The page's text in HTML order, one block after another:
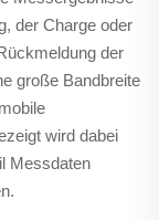
der Charge oder
der
große Bandbreite
wird dabei
Messdaten